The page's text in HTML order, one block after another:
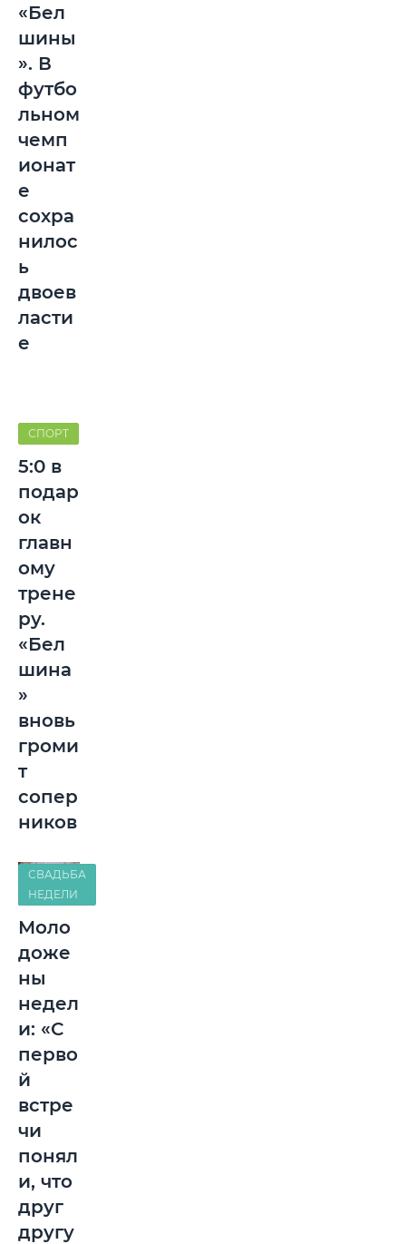
«Бел
шины
». В
футбо
льном
чемп
ионат
е
сохра
нилос
ь
двоев
ласти
е
СПОРТ
5:0 в
подар
ок
главн
ому
трене
ру.
«Бел
шина
»
вновь
громи
т
сопер
ников
СВАДЬБА
НЕДЕЛИ
Моло
доже
ны
недел
и: «С
перво
й
встре
чи
понял
и, что
друг
другу